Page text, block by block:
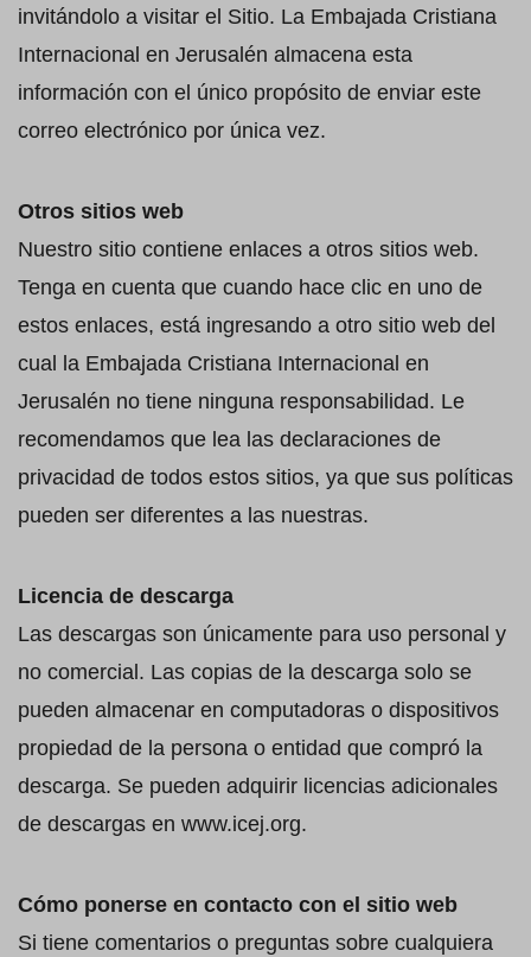
invitándolo a visitar el Sitio. La Embajada Cristiana
Internacional en Jerusalén almacena esta
información con el único propósito de enviar este
correo electrónico por única vez.
Otros sitios web
Nuestro sitio contiene enlaces a otros sitios web.
Tenga en cuenta que cuando hace clic en uno de
estos enlaces, está ingresando a otro sitio web del
cual la Embajada Cristiana Internacional en
Jerusalén no tiene ninguna responsabilidad. Le
recomendamos que lea las declaraciones de
privacidad de todos estos sitios, ya que sus políticas
pueden ser diferentes a las nuestras.
Licencia de descarga
Las descargas son únicamente para uso personal y
no comercial. Las copias de la descarga solo se
pueden almacenar en computadoras o dispositivos
propiedad de la persona o entidad que compró la
descarga. Se pueden adquirir licencias adicionales
de descargas en www.icej.org.
Cómo ponerse en contacto con el sitio web
Si tiene comentarios o preguntas sobre cualquiera